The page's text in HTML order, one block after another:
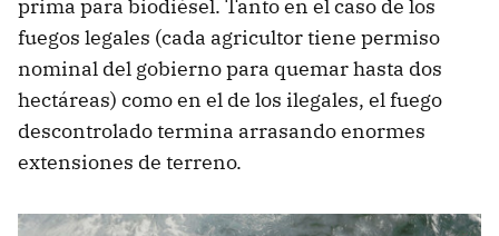
prima para biodiésel. Tanto en el caso de los
fuegos legales (cada agricultor tiene permiso
nominal del gobierno para quemar hasta dos
hectáreas) como en el de los ilegales, el fuego
descontrolado termina arrasando enormes
extensiones de terreno.